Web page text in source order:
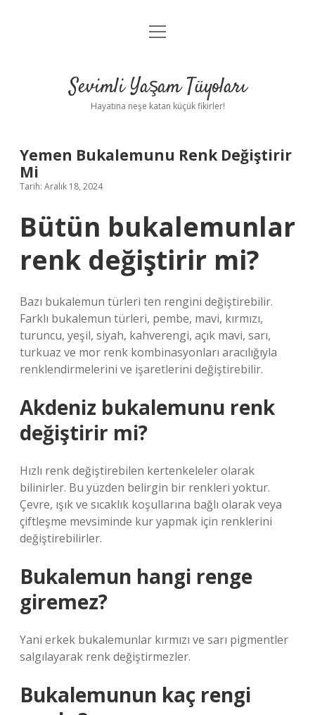
Anasayfa
Yasal Uyarı
menüyü
Sevimli Yaşam Tüyoları
Hayatına neşe katan küçük fikirler!
Yemen Bukalemunu Renk Değiştirir
Mi
Tarih: Aralık 18, 2024
Bütün bukalemunlar
renk değiştirir mi?
Bazı bukalemun türleri ten rengini değiştirebilir.
Farklı bukalemun türleri, pembe, mavi, kırmızı,
turuncu, yeşil, siyah, kahverengi, açık mavi, sarı,
turkuaz ve mor renk kombinasyonları aracılığıyla
renklendirmelerini ve işaretlerini değiştirebilir.
Akdeniz bukalemunu renk
değiştirir mi?
Hızlı renk değiştirebilen kertenkeleler olarak
bilinirler. Bu yüzden belirgin bir renkleri yoktur.
Çevre, ışık ve sıcaklık koşullarına bağlı olarak veya
çiftleşme mevsiminde kur yapmak için renklerini
değiştirebilirler.
Bukalemun hangi renge
giremez?
Yani erkek bukalemunlar kırmızı ve sarı pigmentler
salgılayarak renk değiştirmezler.
Bukalemunun kaç rengi